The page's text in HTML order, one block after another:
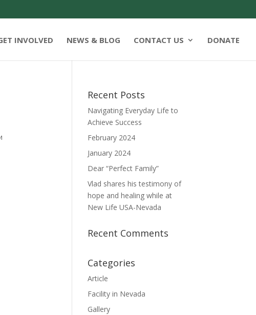
INVOLVED NEWS & BLOG CONTACT US DONATE
Recent Posts
Navigating Everyday Life to
Achieve Success
February 2024
January 2024
Dear “Perfect Family”
Vlad shares his testimony of
hope and healing while at
New Life USA-Nevada
Recent Comments
Categories
Article
Facility in Nevada
Gallery